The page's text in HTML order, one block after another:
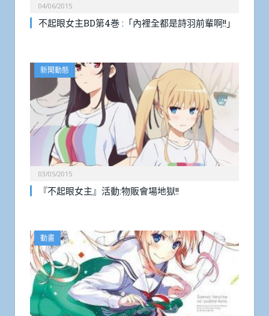
04/06/2015
不起眼女主BD第4巻 :「內裡全都是詩羽前輩啊!!」
新聞動態
03/05/2015
『不起眼女主』活動:物販會場地獄!!
動畫